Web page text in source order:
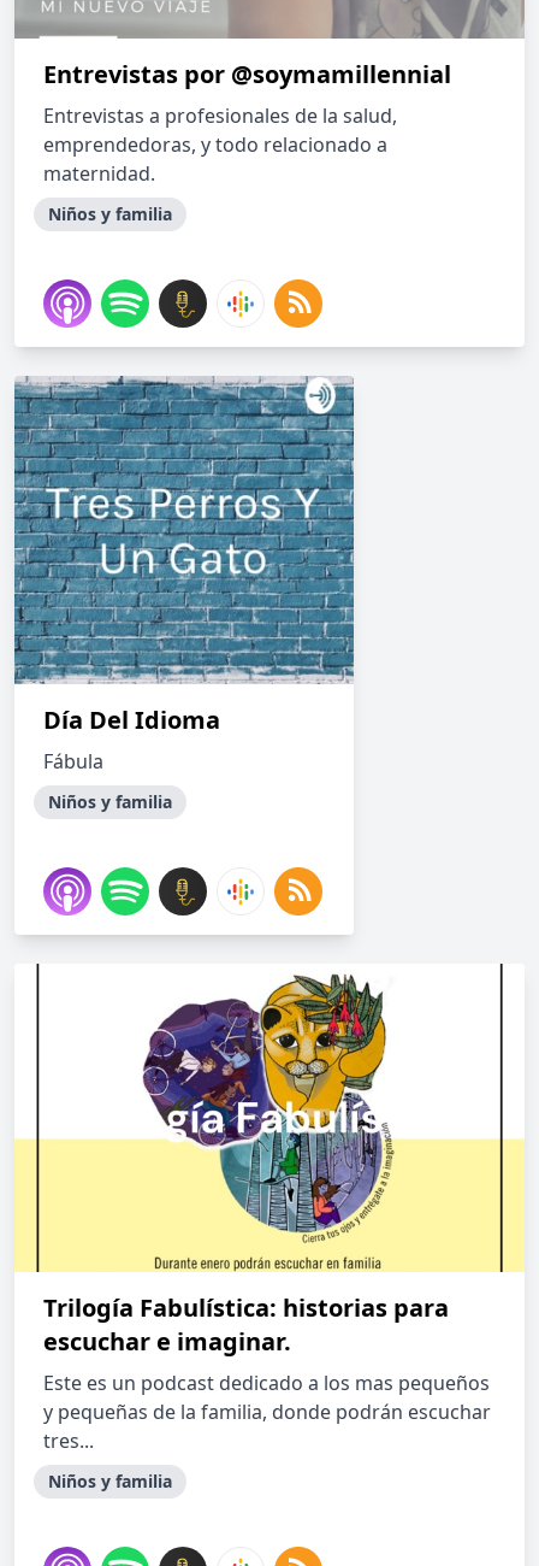
Entrevistas por @soymamillennial
Entrevistas a profesionales de la salud,
emprendedoras, y todo relacionado a
maternidad.
Niños y familia
Día Del Idioma
Fábula
Niños y familia
Trilogía Fabulística: historias para
escuchar e imaginar.
Este es un podcast dedicado a los mas pequeños
y pequeñas de la familia, donde podrán escuchar
tres...
Niños y familia